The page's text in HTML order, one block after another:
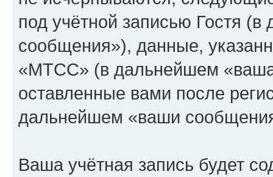
под учётной записью Гостя
сообщения»), данные,
«МТСС» (в дальнейшем
оставленные вами после
дальнейшем «ваши
Ваша учётная запись будет